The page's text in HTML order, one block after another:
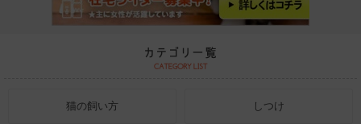
猫の飼い方 しつけ